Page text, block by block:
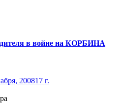
в войне на КОРБИНА
200817 г.